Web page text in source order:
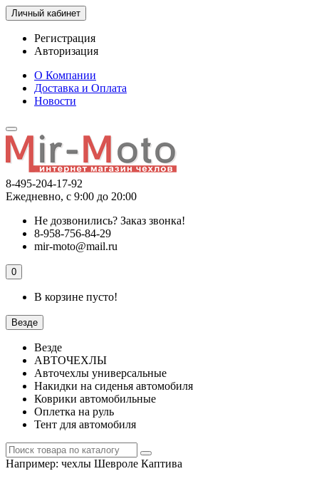
Личный кабинет
Регистрация
Авторизация
О Компании
Доставка и Оплата
Новости
8-495-204-17-92
Ежедневно, с 9:00 до 20:00
Не дозвонились? Заказ звонка!
8-958-756-84-29
mir-moto@mail.ru
0
В корзине пусто!
Везде
Везде
АВТОЧЕХЛЫ
Авточехлы универсальные
Накидки на сиденья автомобиля
Коврики автомобильные
Оплетка на руль
Тент для автомобиля
Например: чехлы Шевроле Каптива